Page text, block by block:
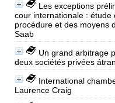
Les exceptions
cour internationale :
procédure et des moyens
Saab
Un grand arbitrage
deux sociétés privées
International
Laurence Craig